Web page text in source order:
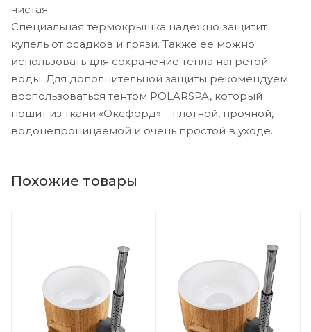
чистая.
Специальная термокрышка надежно защитит
купель от осадков и грязи. Также ее можно
использовать для сохранение тепла нагретой
воды. Для дополнительной защиты рекомендуем
воспользоваться тентом POLARSPA, который
пошит из ткани «Оксфорд» – плотной, прочной,
водонепроницаемой и очень простой в уходе.
Похожие товары